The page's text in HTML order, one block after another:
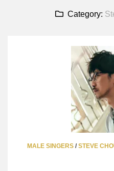
Category:
MALE SINGERS/ STEVE